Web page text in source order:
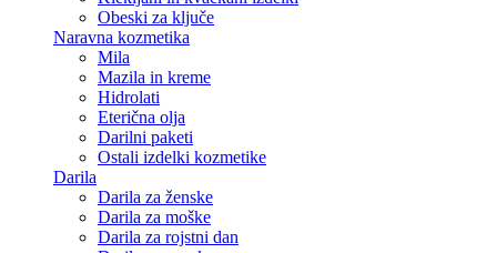
Obeski za ključe
Naravna kozmetika
Mila
Mazila in kreme
Hidrolati
Eterična olja
Darilni paketi
Ostali izdelki kozmetike
Darila
Darila za ženske
Darila za moške
Darila za rojstni dan